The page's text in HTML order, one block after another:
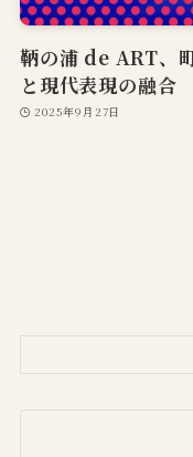
鞆の浦 de ART、
と現代表現の融合
2025年9月27日